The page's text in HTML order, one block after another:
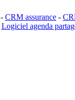
- CRM assurance -
Logiciel agenda